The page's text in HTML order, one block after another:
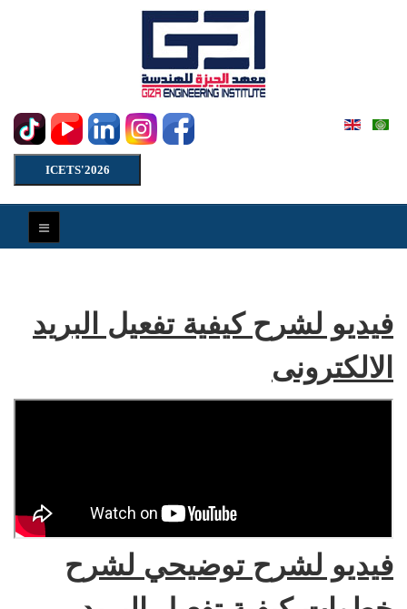
ICETS'2026
فيديو لشرح كيفية تفعيل البريد
الالكترونى
فيديو لشرح توضيحي لشرح